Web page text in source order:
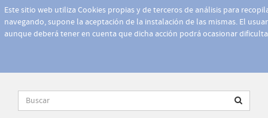
Este sitio web utiliza Cookies propias y de terceros de análisis para
navegando, supone la aceptación de la instalación de las mismas. El
aunque deberá tener en cuenta que dicha acción podrá ocasionar